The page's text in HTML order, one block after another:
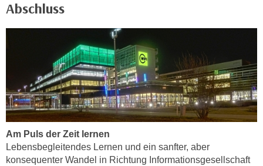
Abschluss
Am Puls der Zeit lernen
Lebensbegleitendes Lernen und ein sanfter, aber
konsequenter Wandel in Richtung Informationsgesellschaft
t
e
u
t
z
e
r